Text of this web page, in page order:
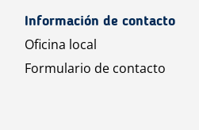
Información de contacto
Oficina local
Formulario de contacto